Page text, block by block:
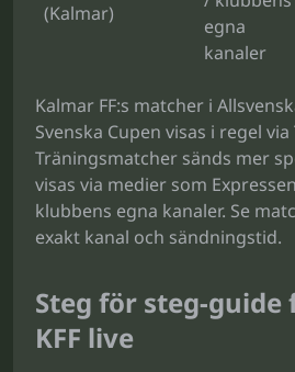
(Kalmar)
egna
kanaler
Kalmar FF:s matcher i
Svenska Cupen visas i regel via
Träningsmatcher sänds mer
visas via medier som
klubbens egna kanaler. Se
exakt kanal och sändningstid.
Steg för steg-guide
KFF live